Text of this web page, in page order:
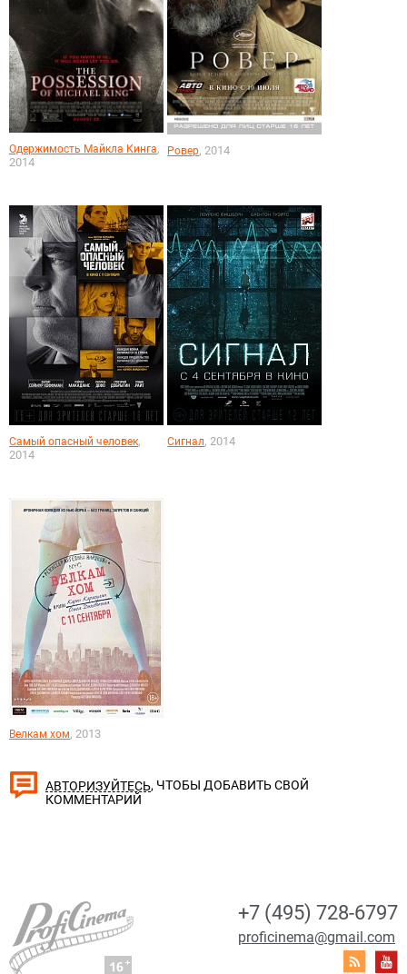
Одержимость Майкла Кинга,
2014
Ровер, 2014
Самый опасный человек,
2014
Сигнал, 2014
Велкам хом, 2013
АВТОРИЗУЙТЕСЬ, ЧТОБЫ ДОБАВИТЬ СВОЙ
КОММЕНТАРИЙ
+7 (495) 728-6797
proficinema@gmail.com